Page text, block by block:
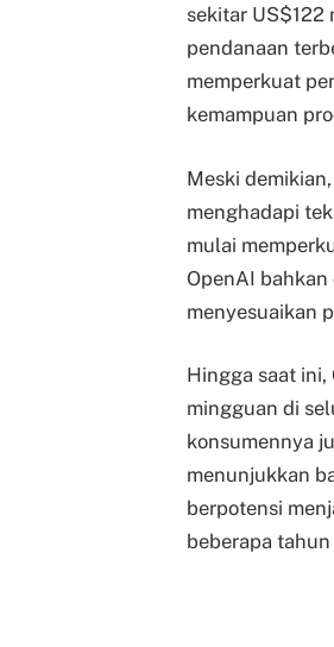
sekitar US$122
pendanaan
memperkuat
kemampuan
Meski
menghadapi
mulai
OpenAI
menyesuaikan
Hingga saat
mingguan di
konsumennya
menunjukkan
berpotensi
beberapa